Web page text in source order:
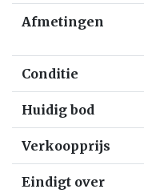
Afmetingen
Conditie
Huidig bod
Verkoopprijs
Eindigt over